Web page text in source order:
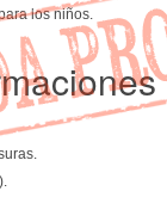
los niños.